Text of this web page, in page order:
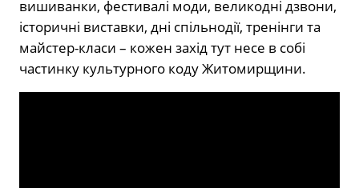
вишиванки, фестивалі моди, великодні дзвони,
історичні виставки, дні спільнодії, тренінги та
майстер-класи – кожен захід тут несе в собі
частинку культурного коду Житомирщини.